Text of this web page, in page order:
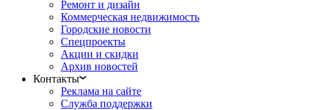
Ремонт и дизайн
Коммерческая недвижимость
Городские новости
Спецпроекты
Акции и скидки
Архив новостей
Контакты
Реклама на сайте
Служба поддержки